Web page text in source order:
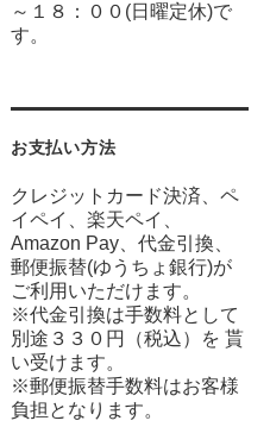
～１８：００(日曜定休)で
す。
お支払い方法
クレジットカード決済、ペ
イペイ、楽天ペイ、
Amazon Pay、代金引換、
郵便振替(ゆうちょ銀行)が
ご利用いただけます。
※代金引換は手数料として
別途３３０円（税込）を 貰
い受けます。
※郵便振替手数料はお客様
負担となります。